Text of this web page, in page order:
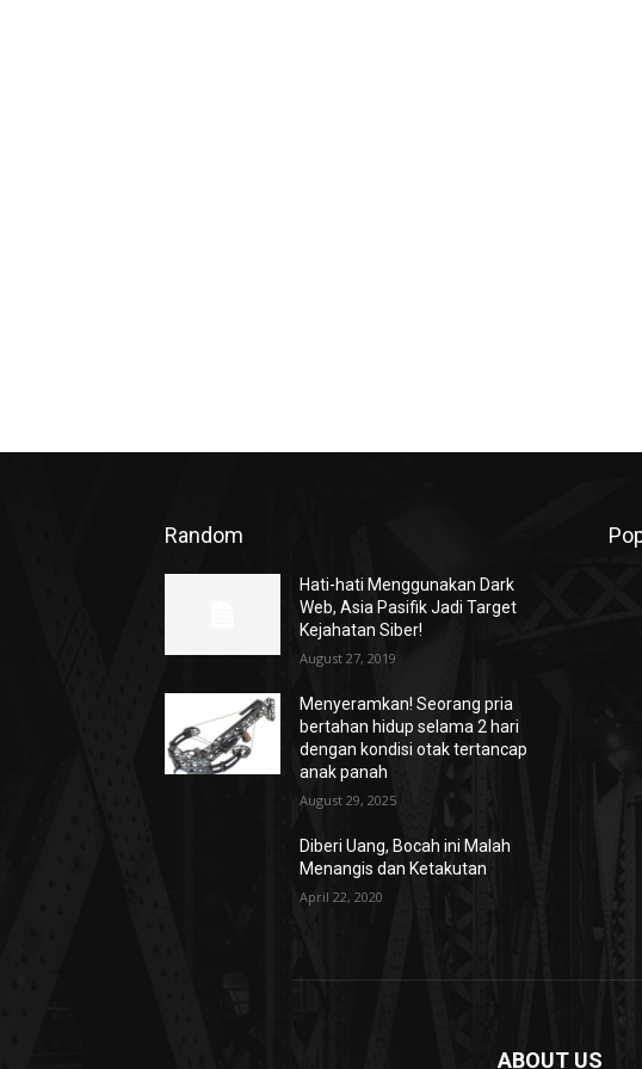
Random
Hati-hati Menggunakan Dark
Web, Asia Pasifik Jadi Target
Kejahatan Siber!
August 27, 2019
Menyeramkan! Seorang pria
bertahan hidup selama 2 hari
dengan kondisi otak tertancap
anak panah
August 29, 2025
Diberi Uang, Bocah ini Malah
Menangis dan Ketakutan
April 22, 2020
ABOUT US